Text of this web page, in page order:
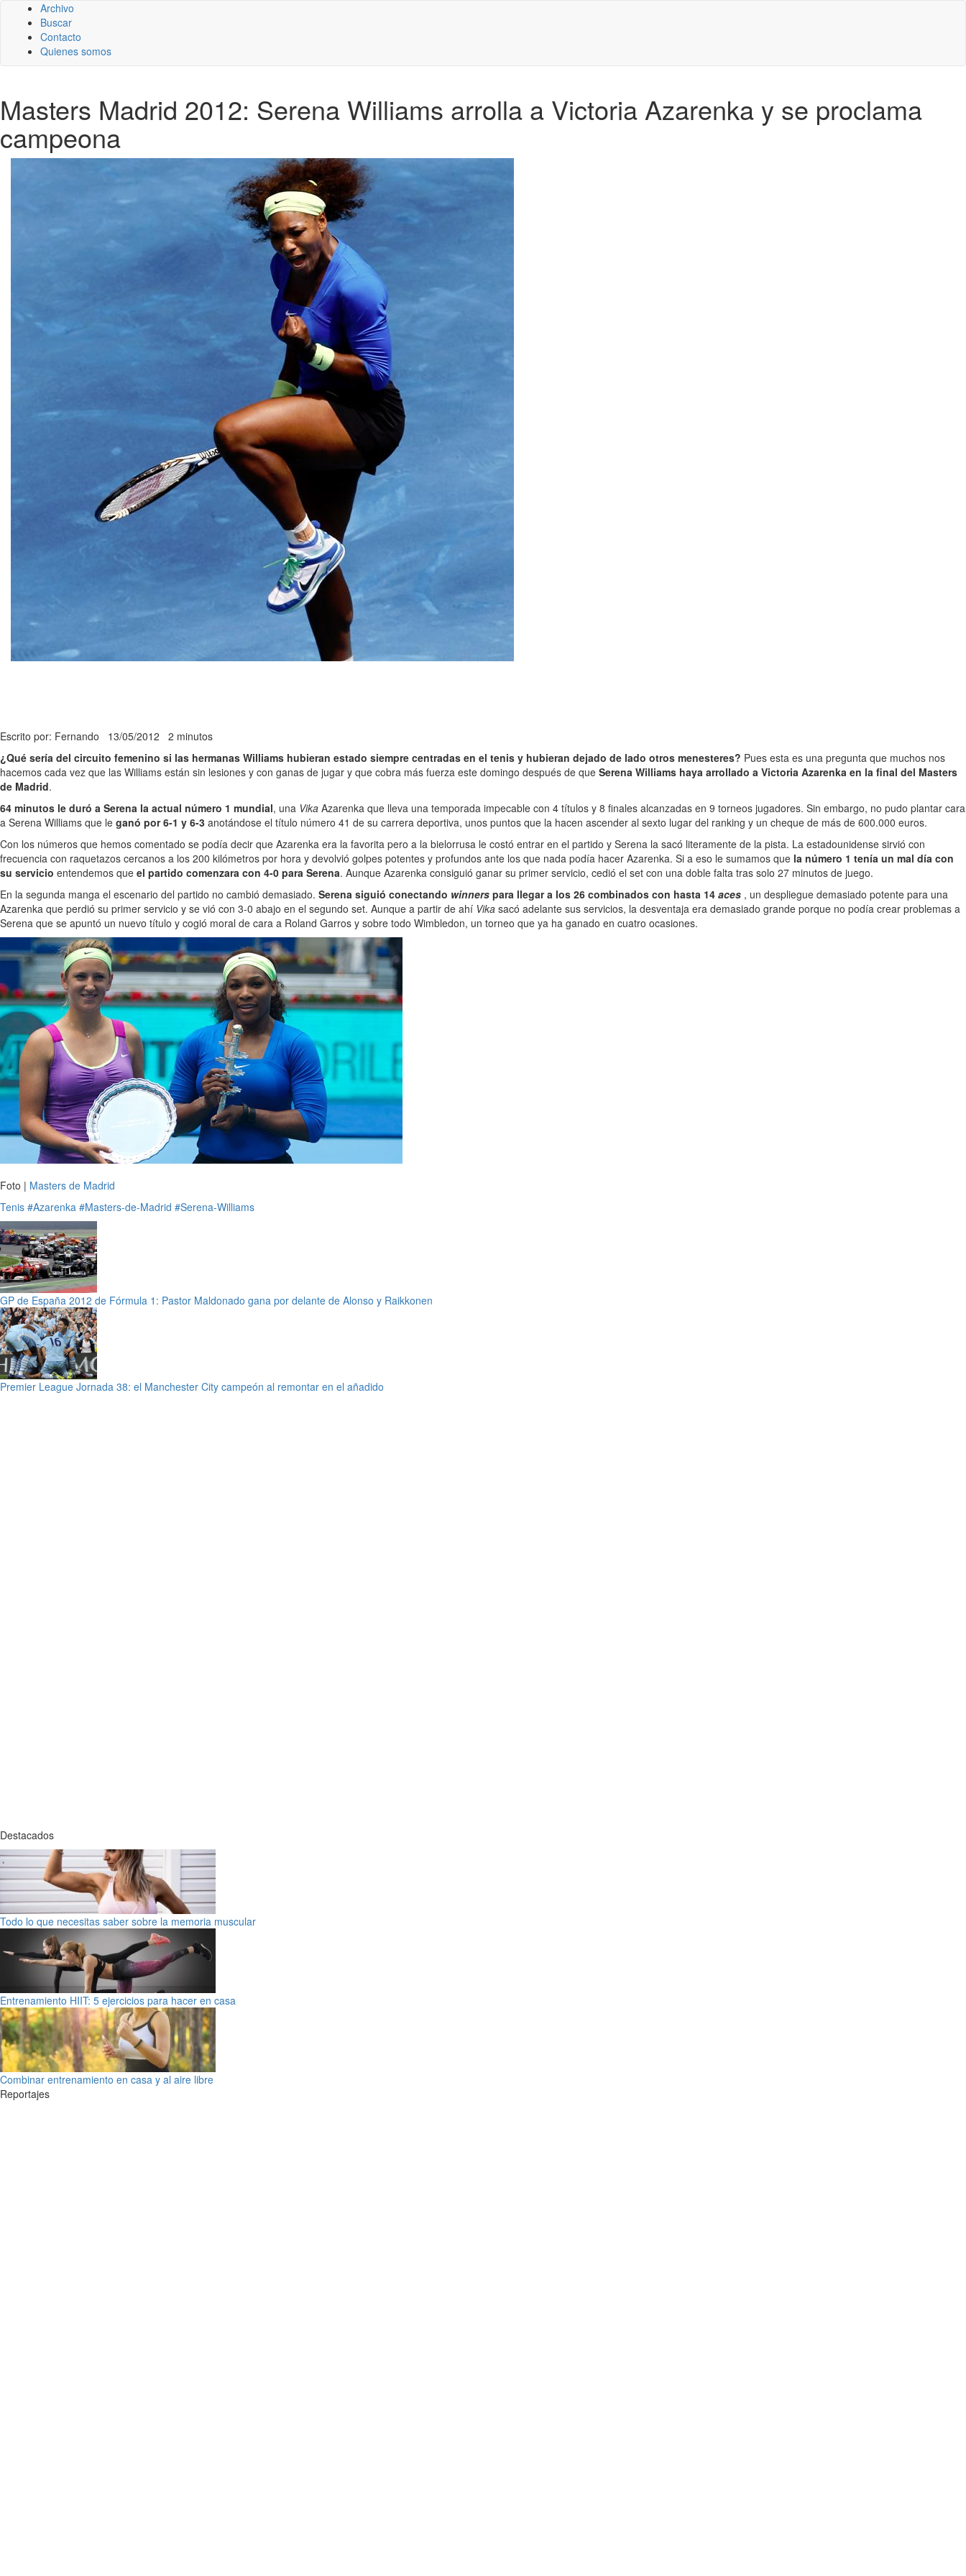
Archivo
Buscar
Contacto
Quienes somos
Masters Madrid 2012: Serena Williams arrolla a Victoria Azarenka y se proclama
campeona
Escrito por: Fernando 13/05/2012 2 minutos
¿Qué sería del circuito femenino si las hermanas Williams hubieran estado siempre centradas en el tenis y hubieran dejado de lado otros menesteres? Pues esta es una pregunta que muchos nos
hacemos cada vez que las Williams están sin lesiones y con ganas de jugar y que cobra más fuerza este domingo después de que Serena Williams haya arrollado a Victoria Azarenka en la final del Masters
de Madrid.
64 minutos le duró a Serena la actual número 1 mundial, una Vika Azarenka que lleva una temporada impecable con 4 títulos y 8 finales alcanzadas en 9 torneos jugadores. Sin embargo, no pudo plantar cara
a Serena Williams que le ganó por 6-1 y 6-3 anotándose el título número 41 de su carrera deportiva, unos puntos que la hacen ascender al sexto lugar del ranking y un cheque de más de 600.000 euros.
Con los números que hemos comentado se podía decir que Azarenka era la favorita pero a la bielorrusa le costó entrar en el partido y Serena la sacó literamente de la pista. La estadounidense sirvió con
frecuencia con raquetazos cercanos a los 200 kilómetros por hora y devolvió golpes potentes y profundos ante los que nada podía hacer Azarenka. Si a eso le sumamos que la número 1 tenía un mal día con
su servicio entendemos que el partido comenzara con 4-0 para Serena. Aunque Azarenka consiguió ganar su primer servicio, cedió el set con una doble falta tras solo 27 minutos de juego.
En la segunda manga el escenario del partido no cambió demasiado. Serena siguió conectando winners para llegar a los 26 combinados con hasta 14 aces , un despliegue demasiado potente para una
Azarenka que perdió su primer servicio y se vió con 3-0 abajo en el segundo set. Aunque a partir de ahí Vika sacó adelante sus servicios, la desventaja era demasiado grande porque no podía crear problemas a
Serena que se apuntó un nuevo título y cogió moral de cara a Roland Garros y sobre todo Wimbledon, un torneo que ya ha ganado en cuatro ocasiones.
Foto | Masters de Madrid
Tenis #Azarenka #Masters-de-Madrid #Serena-Williams
GP de España 2012 de Fórmula 1: Pastor Maldonado gana por delante de Alonso y Raikkonen
Premier League Jornada 38: el Manchester City campeón al remontar en el añadido
Destacados
Todo lo que necesitas saber sobre la memoria muscular
Entrenamiento HIIT: 5 ejercicios para hacer en casa
Combinar entrenamiento en casa y al aire libre
Reportajes